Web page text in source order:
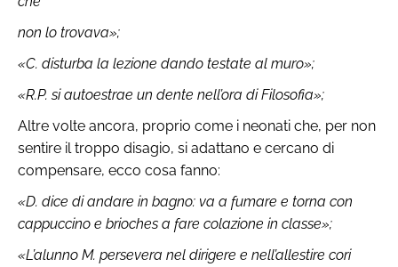
non lo trovava»;
«C. disturba la lezione dando testate al muro»;
«R.P. si autoestrae un dente nell’ora di Filosofia»;
Altre volte ancora, proprio come i neonati che, per non
sentire iltroppo disagio, si adattano e cercano di
compensare, ecco cosa fanno:
«D. dice di andare in bagno: va a fumare e torna con
cappuccino e brioches a fare colazione in classe»;
«L’alunno M. persevera nel dirigere e nell’allestire cori